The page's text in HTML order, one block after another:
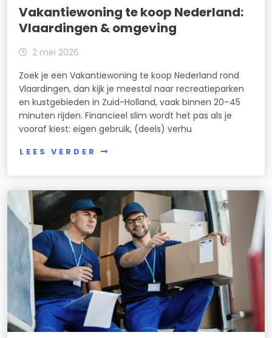
Vakantiewoning te koop Nederland:
Vlaardingen & omgeving
2 mei 2026
Zoek je een Vakantiewoning te koop Nederland rond
Vlaardingen, dan kijk je meestal naar recreatieparken
en kustgebieden in Zuid-Holland, vaak binnen 20–45
minuten rijden. Financieel slim wordt het pas als je
vooraf kiest: eigen gebruik, (deels) verhu
LEES VERDER